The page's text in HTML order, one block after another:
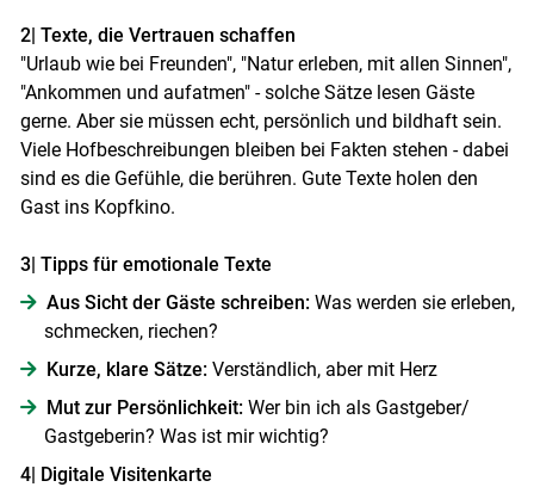
2| Texte, die Vertrauen schaffen
"Urlaub wie bei Freunden", "Natur erleben, mit allen Sinnen",
"Ankommen und auf­atmen" - solche Sätze lesen Gäste
gerne. Aber sie müssen echt, persönlich und bildhaft sein.
Viele Hofbeschreibungen bleiben bei Fakten stehen - dabei
sind es die Gefühle, die berühren. Gute Texte holen den
Gast ins Kopfkino.
3| Tipps für emotionale Texte
Aus Sicht der Gäste schreiben:Was werden sie erleben,
schmecken, riechen?
Kurze, klare Sätze: Verständlich, aber mit Herz
Mut zur Persönlichkeit: Wer bin ich als Gastgeber/​
Gastgeberin? Was ist mir wichtig?
4| Digitale Visitenkarte